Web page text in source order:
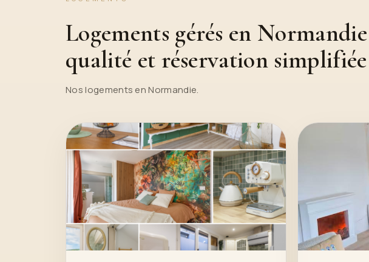
Logements gérés en
qualité et réservation simplifiée
Nos logements en Normandie.